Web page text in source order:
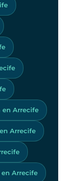
en Arrecife
Arrecife
Arrecife